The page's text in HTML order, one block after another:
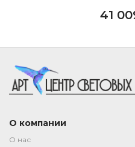
41
О компании
О нас